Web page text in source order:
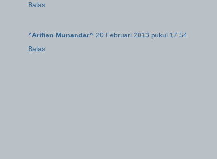
Balas
^Arifien Munandar^ 20 Februari 2013 pukul 17.54
Balas